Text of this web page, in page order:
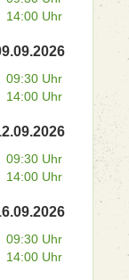
14:00 Uhr
09:30 Uhr
14:00 Uhr
09:30 Uhr
14:00 Uhr
09:30 Uhr
14:00 Uhr